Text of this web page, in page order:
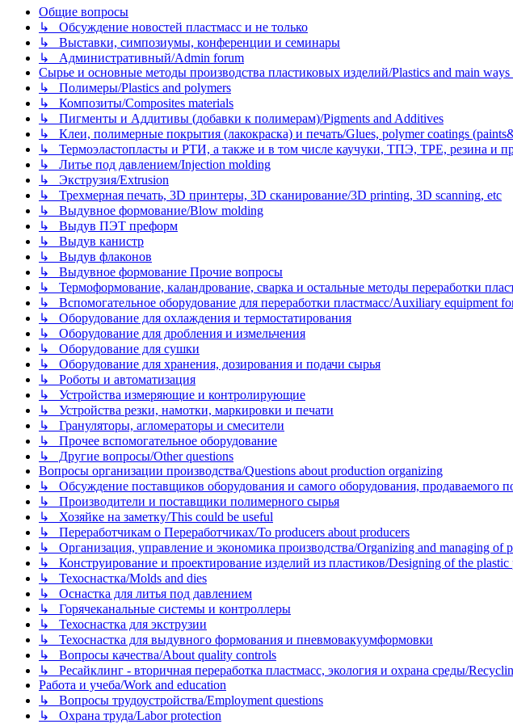
Общие вопросы
↳ Обсуждение новостей пластмасс и не только
↳ Выставки, симпозиумы, конференции и семинары
↳ Административный/Admin forum
Сырье и основные методы производства пластиковых изделий/Plastics and main
↳ Полимеры/Plastics and polymers
↳ Композиты/Сomposites materials
↳ Пигменты и Аддитивы (добавки к полимерам)/Pigments and Additives
↳ Клеи, полимерные покрытия (лакокраска) и печать/Glues, polymer coatings
↳ Термоэластопласты и РТИ, а также и в том числе каучуки, ТПЭ, TPE, резина и
↳ Литье под давлением/Injection molding
↳ Экструзия/Extrusion
↳ Трехмерная печать, 3D принтеры, 3D сканирование/3D printing, 3D scanning, etc
↳ Выдувное формование/Blow molding
↳ Выдув ПЭТ преформ
↳ Выдув канистр
↳ Выдув флаконов
↳ Выдувное формование Прочие вопросы
↳ Термоформование, каландрование, сварка и остальные методы переработки
↳ Вспомогательное оборудование для переработки пластмасс/Auxiliary equipment
↳ Оборудование для охлаждения и термостатирования
↳ Оборудование для дробления и измельчения
↳ Оборудование для сушки
↳ Оборудование для хранения, дозирования и подачи сырья
↳ Роботы и автоматизация
↳ Устройства измеряющие и контролирующие
↳ Устройства резки, намотки, маркировки и печати
↳ Грануляторы, агломераторы и смесители
↳ Прочее вспомогательное оборудование
↳ Другие вопросы/Other questions
Вопросы организации производства/Questions about production organizing
↳ Обсуждение поставщиков оборудования и самого оборудования, продаваемого
↳ Производители и поставщики полимерного сырья
↳ Хозяйке на заметку/This could be useful
↳ Переработчикам о Переработчиках/To producers about producers
↳ Организация, управление и экономика производства/Organizing and managing of
↳ Конструирование и проектирование изделий из пластиков/Designing of the plastic
↳ Техоснастка/Molds and dies
↳ Оснастка для литья под давлением
↳ Горячеканальные системы и контроллеры
↳ Техоснастка для экструзии
↳ Техоснастка для выдувного формования и пневмовакуумформовки
↳ Вопросы качества/About quality controls
↳ Ресайклинг - вторичная переработка пластмасс, экология и охрана среды/
Работа и учеба/Work and education
↳ Вопросы трудоустройства/Employment questions
↳ Охрана труда/Labor protection